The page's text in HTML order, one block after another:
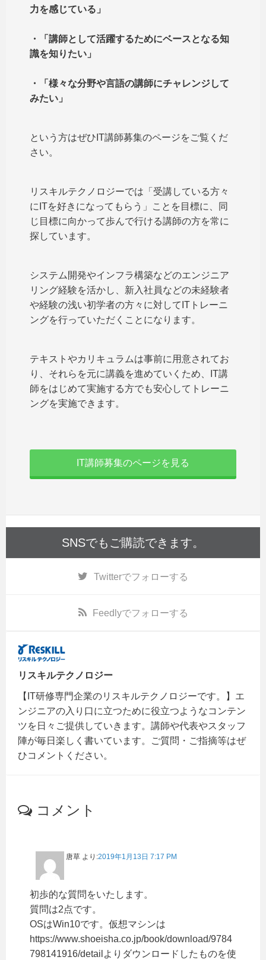
力を感じている」
・「講師として活躍するためにベースとなる知
識を知りたい」
・「様々な分野や言語の講師にチャレンジして
みたい」
という方はぜひIT講師募集のページをご覧くだ
さい。
リスキルテクノロジーでは「受講している方々
にITを好きになってもらう」ことを目標に、同
じ目標に向かって歩んで行ける講師の方を常に
探しています。
システム開発やインフラ構築などのエンジニア
リング経験を活かし、新入社員などの未経験者
や経験の浅い初学者の方々に対してITトレーニ
ングを行っていただくことになります。
テキストやカリキュラムは事前に用意されてお
り、それらを元に講義を進めていくため、IT講
師をはじめて実施する方でも安心してトレーニ
ングを実施できます。
IT講師募集のページを見る
SNSでもご購読できます。
Twitterでフォローする
Feedlyでフォローする
リスキルテクノロジー
【IT研修専門企業のリスキルテクノロジーです。】エ
ンジニアの入り口に立つために役立つようなコンテン
ツを日々ご提供していきます。講師や代表やスタッフ
陣が毎日楽しく書いています。ご質問・ご指摘等はぜ
ひコメントください。
コメント
唐草 より:2019年1月13日 7:17 PM
初歩的な質問をいたします。
質問は2点です。
OSはWin10です。仮想マシンは
https://www.shoeisha.co.jp/book/download/9784
798141916/detailよりダウンロードしたものを使